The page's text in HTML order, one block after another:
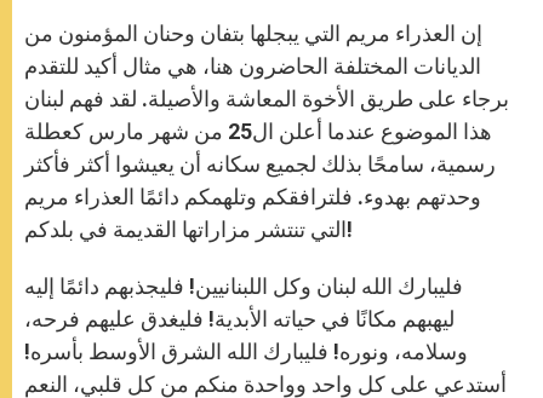
إن العذراء مريم التي يبجلها بتفان وحنان المؤمنون من
الديانات المختلفة الحاضرون هنا، هي مثال أكيد للتقدم
برجاء على طريق الأخوة المعاشة والأصيلة. لقد فهم لبنان
هذا الموضوع عندما أعلن ال25 من شهر مارس كعطلة
رسمية، سامحًا بذلك لجميع سكانه أن يعيشوا أكثر فأكثر
وحدتهم بهدوء. فلترافقكم وتلهمكم دائمًا العذراء مريم
التي تنتشر مزاراتها القديمة في بلدكم!
فليبارك الله لبنان وكل اللبنانيين! فليجذبهم دائمًا إليه
ليهبهم مكانًا في حياته الأبدية! فليغدق عليهم فرحه،
وسلامه، ونوره! فليبارك الله الشرق الأوسط بأسره!
أستدعي على كل واحد وواحدة منكم من كل قلبي، النعم